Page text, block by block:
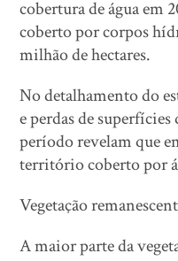
cobertura de água em
coberto por corpos
milhão de hectares.
No detalhamento do
e perdas de
período revelam que
território coberto por
Vegetação
A maior parte da